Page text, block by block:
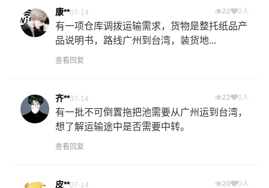
康**07-14 22 0人
有一项仓库调拨运输需求，货物是整托纸品产
品说明书，路线广州到台湾，装货地...
查看回复
齐**07-14 22 0人
有一批不可倒置拖把池需要从广州运到台湾，
想了解运输途中是否需要中转。
查看回复
皮**07-14 20 0人